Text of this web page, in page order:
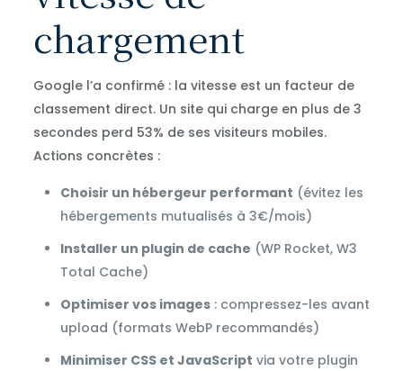
chargement
Google l’a confirmé : la vitesse est un facteur de
classement direct. Un site qui charge en plus de 3
secondes perd 53% de ses visiteurs mobiles.
Actions concrètes :
Choisir un hébergeur performant (évitez les
hébergements mutualisés à 3€/mois)
Installer un plugin de cache (WP Rocket, W3
Total Cache)
Optimiser vos images: compressez-les avant
upload (formats WebP recommandés)
Minimiser CSS et JavaScript via votre plugin